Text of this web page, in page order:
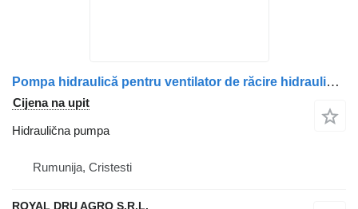
Pompa hidraulică pentru ventilator de răcire hidraulična pumpa za Volvo R902437848 GJL300 kamiona
Cijena na upit
Hidraulična pumpa
Rumunija, Cristesti
ROYAL DRU AGRO S.R.L.